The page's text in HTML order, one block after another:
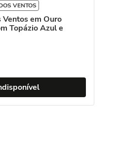
VENTOS
em Ouro
Topázio Azul e